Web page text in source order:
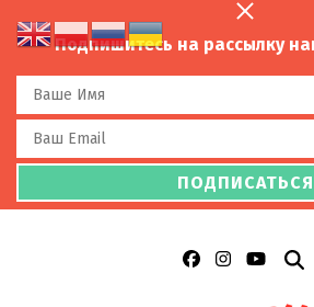
Подпишитесь на рассылку